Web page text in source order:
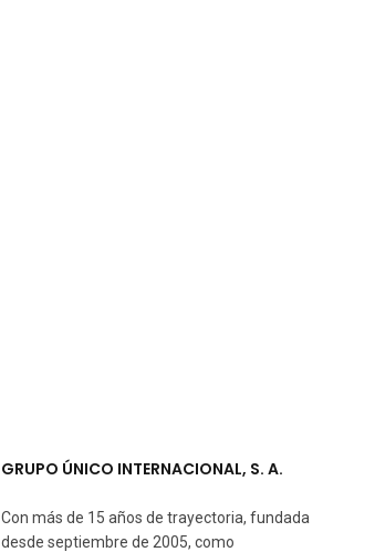
GRUPO ÚNICO INTERNACIONAL, S. A.
Con más de 15 años de trayectoria, fundada
desde septiembre de 2005, como